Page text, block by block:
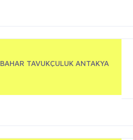
BAHAR TAVUKÇULUK ANTAKYA